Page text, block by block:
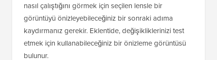
nasıl çalıştığını görmek için seçilen lensle bir
görüntüyü önizleyebileceğiniz bir sonraki adıma
kaydırmanız gerekir. Eklentide, değişikliklerinizi test
etmek için kullanabileceğiniz bir önizleme görüntüsü
bulunur.